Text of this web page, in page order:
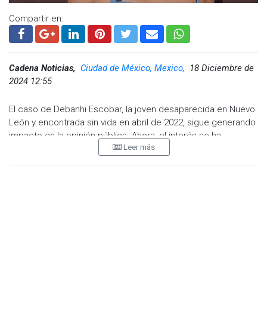
Compartir en:
Cadena Noticias, Ciudad de México, Mexico,
18 Diciembre de
2024 12:55
El caso de Debanhi Escobar, la joven desaparecida en Nuevo
León y encontrada sin vida en abril de 2022, sigue generando
impacto en la opinión pública. Ahora, el interés se ha
trasladado a un documental que, según confirmó su padre,
Leer más